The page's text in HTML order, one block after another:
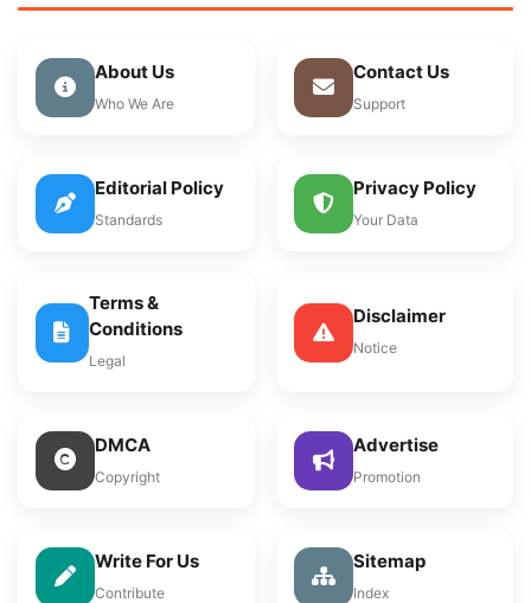
About Us
Who We Are
Contact Us
Support
Editorial Policy
Standards
Privacy Policy
Your Data
Terms &
Conditions
Legal
Disclaimer
Notice
DMCA
Copyright
Advertise
Promotion
Write For Us
Contribute
Sitemap
Index